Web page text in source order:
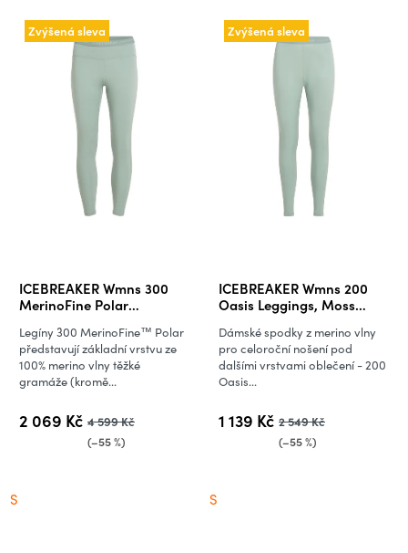
Zvýšená sleva
ICEBREAKER Wmns 300
MerinoFine Polar
2 069 Kč 4 599 Kč
(–55 %)
Legíny 300 MerinoFine™ Polar
představují základní vrstvu ze
100% merino vlny těžké
gramáže (kromě...
S
Zvýšená sleva
ICEBREAKER Wmns 200
Oasis Leggings, Moss
1 139 Kč 2 549 Kč
(–55 %)
Dámské spodky z merino vlny
pro celoroční nošení pod
dalšími vrstvami oblečení - 200
Oasis...
S